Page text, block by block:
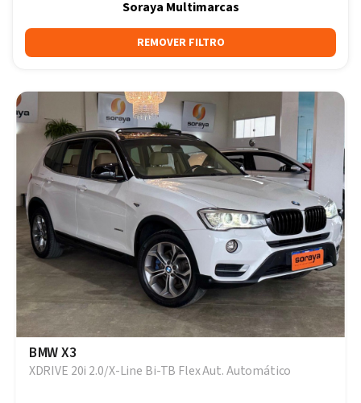
Soraya Multimarcas
REMOVER FILTRO
BMW X3
XDRIVE 20i 2.0/X-Line Bi-TB Flex Aut. Automático